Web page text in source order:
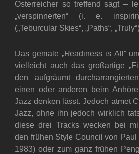
Österreicher so treffend sagt – leichten sympathisch
„verspinnerten“ (i. e.
(„Teburcular Skies“, „Paths“,
Das geniale „Readiness is All“
vielleicht auch das großartige
den aufgräumt
einen oder anderen beim
Jazz denken lässt. Jedoch atmet
Jazz, ohne ihn jedoch wirklich
diese drei Tracks wecken bei
den frühen Style Council von Paul
1983) oder zum ganz frühen